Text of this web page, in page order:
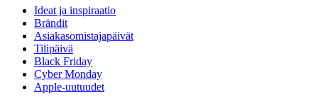
Ideat ja inspiraatio
Brändit
Asiakasomistajapäivät
Tilipäivä
Black Friday
Cyber Monday
Apple-uutuudet